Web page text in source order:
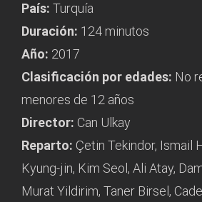
País: Turquía
Duración: 124 minutos
Año: 2017
Clasificación por edades: No
menores de 12 años
Director: Can Ulkay
Reparto: Çetin Tekindor, Ismail
Kyung-jin, Kim Seol, Ali Atay,
Murat Yildirim, Taner Birsel,